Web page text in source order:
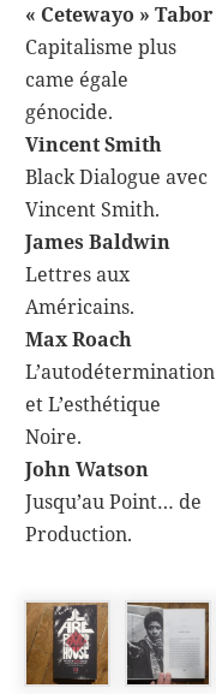
« Cetewayo » Tabor
Capitalisme plus
came égale
génocide.
Vincent Smith
Black Dialogue avec
Vincent Smith.
James Baldwin
Lettres aux
Américains.
Max Roach
L’autodétermination
et L’esthétique
Noire.
John Watson
Jusqu’au Point… de
Production.